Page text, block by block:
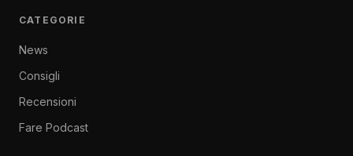
CATEGORIE
News
Consigli
Recensioni
Fare Podcast